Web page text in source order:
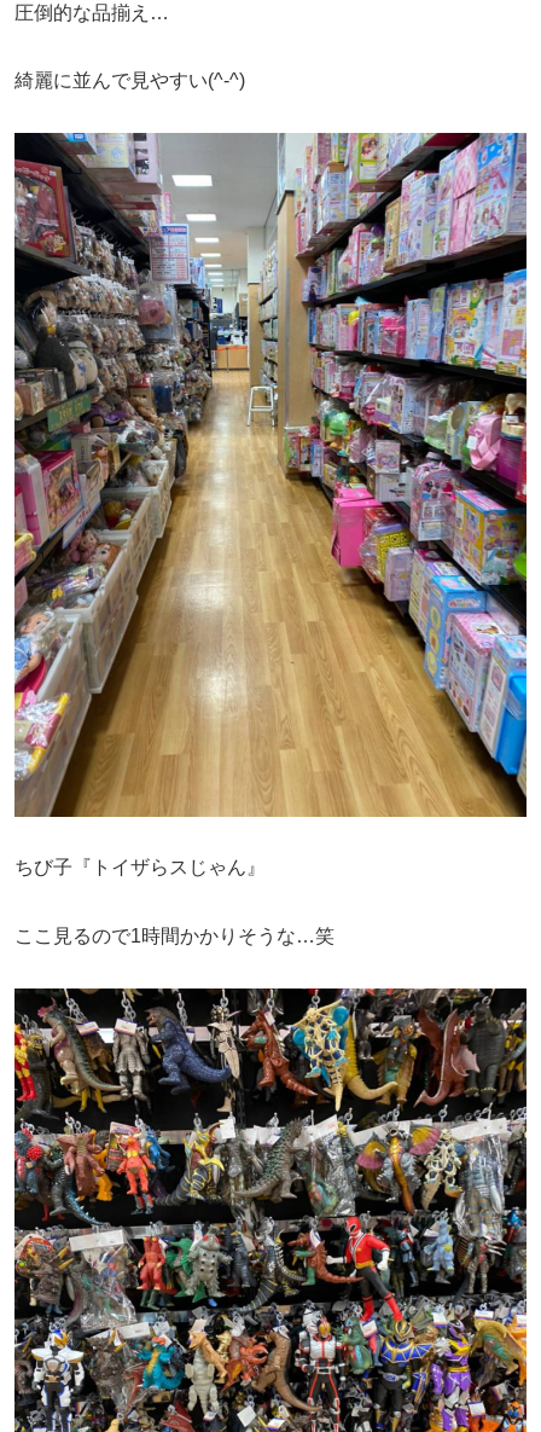
圧倒的な品揃え…
綺麗に並んで見やすい(^-^)
ちび子『トイザらスじゃん』
ここ見るので1時間かかりそうな…笑